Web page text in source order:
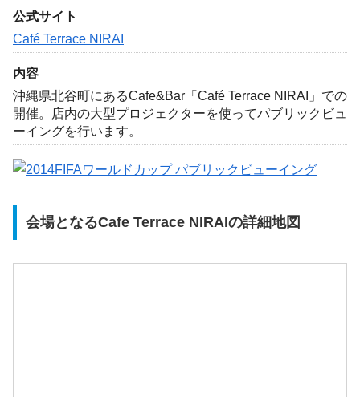
公式サイト
Café Terrace NIRAI
内容
沖縄県北谷町にあるCafe&Bar「Café Terrace NIRAI」での
開催。店内の大型プロジェクターを使ってパブリックビュ
ーイングを行います。
会場となるCafe Terrace NIRAIの詳細地図